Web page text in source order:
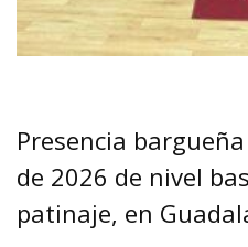
Presencia
de 2026 de nivel
patinaje, en